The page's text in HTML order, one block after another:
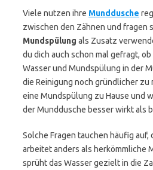
Viele nutzen ihre Munddusche
zwischen den Zähnen und fragen
Mundspülung als Zusatz
du dich auch schon mal gefragt,
Wasser und Mundspülung in der
die Reinigung noch gründlicher zu
eine Mundspülung zu Hause und
der Munddusche besser wirkt als
Solche Fragen tauchen häufig auf,
arbeitet anders als herkömmliche
sprüht das Wasser gezielt in die